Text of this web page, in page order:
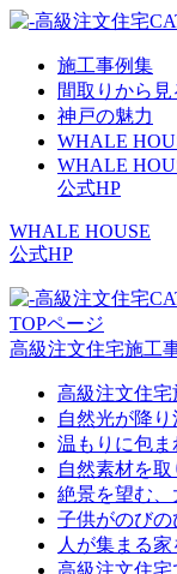
施工事例集
間取りから
神戸の魅力
WHALE
WHALE
公式HP
WHALE HOUSE
公式HP
TOPページ
高級注文住宅施工
高級注文住宅
自然光が降
温もりに包
自然素材を
絶景を望む
子供がのびの
人が集まる
高級注文住